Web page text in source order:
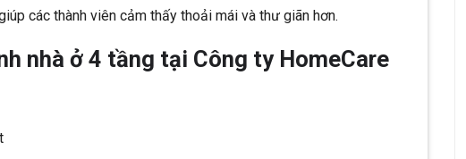
các thành viên cảm thấy thoải mái và thư giãn hơn.
nhà ở 4 tầng tại Công ty HomeCare